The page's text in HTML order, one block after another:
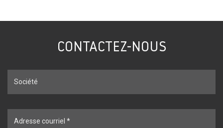
CONTACTEZ-NOUS